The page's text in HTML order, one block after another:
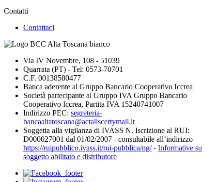
Contatti
Contattaci
Via IV Novembre, 108 - 51039
Quarrata (PT) - Tel: 0573-70701
C.F. 00138580477
Banca aderente al Gruppo Bancario Cooperativo Iccrea
Società partecipante al Gruppo IVA Gruppo Bancario
Cooperativo Iccrea, Partita IVA 15240741007
Indirizzo PEC: segreteria-
bancaaltatoscana@actaliscertymail.it
Soggetta alla vigilanza di IVASS N. Iscrizione al RUI:
D000027001 dal 01/02/2007 - consultabile all’indirizzo
https://ruipubblico.ivass.it/rui-pubblica/ng/- Informative su
soggetto abilitato e distributore